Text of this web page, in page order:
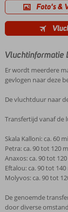
Foto's &
Vluchtinformatie
Er wordt meerdere
gevlogen naar deze
De vluchtduur naar
Transfertijd vanaf de
Skala Kalloni: ca. 60
Petra: ca. 90 tot 120
Anaxos: ca. 90 tot
Eftalou: ca. 90 tot
Molyvos: ca. 90 tot
De genoemde
door diverse